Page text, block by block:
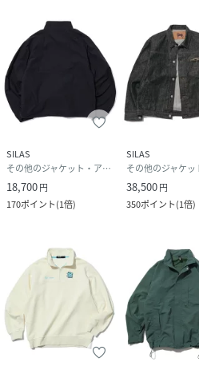
メンズ
中国製
表地:綿100% 裏
品番
SILAS
その他のジャケット・アウター
18,700円
170ポイント(1倍)
SILAS
38,500円
350ポイント(1倍)